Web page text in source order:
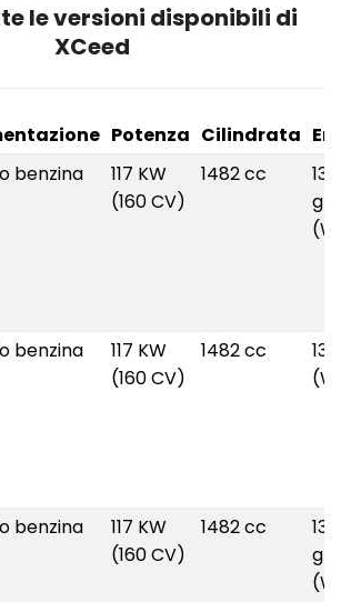
le versioni disponibili di
XCeed
Potenza Cilindrata
benzina
117 KW
(160 CV)
1482 cc
g/
benzina
117 KW
(160 CV)
1482 cc
benzina
117 KW
(160 CV)
1482 cc
g/